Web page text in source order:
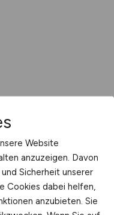
Website
anzuzeigen. Davon
Sicherheit unserer
Cookies dabei helfen,
anzubieten. Sie